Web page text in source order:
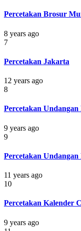
Percetakan Brosur
8 years ago
7
Percetakan Jakarta
12 years ago
8
Percetakan Undangan
9 years ago
9
Percetakan
11 years ago
10
Percetakan Kalender
9 years ago